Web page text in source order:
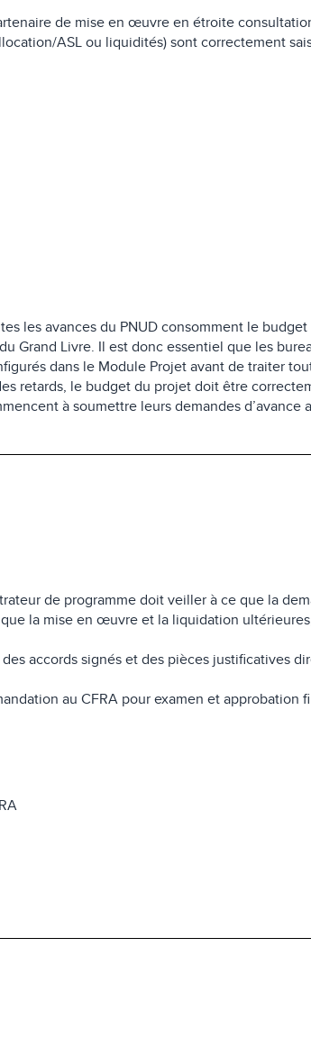
de mise en œuvre en étroite
ASL ou liquidités) sont correctement
les avances du PNUD consomment le
Grand Livre. Il est donc essentiel que les
dans le Module Projet avant de traiter
retards, le budget du projet doit être
à soumettre leurs demandes d’avance
de programme doit veiller à ce que la
la mise en œuvre et la liquidation
accords signés et des pièces justificatives
au CFRA pour examen et approbation